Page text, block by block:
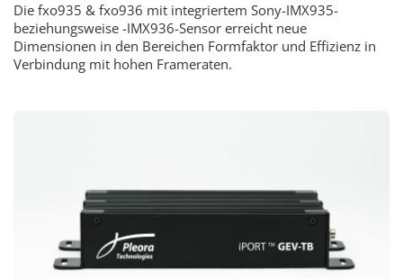
Die fxo935 & fxo936 mit integriertem Sony-IMX935-
beziehungsweise -IMX936-Sensor erreicht neue
Dimensionen in den Bereichen Formfaktor und Effizienz in
Verbindung mit hohen Frameraten.